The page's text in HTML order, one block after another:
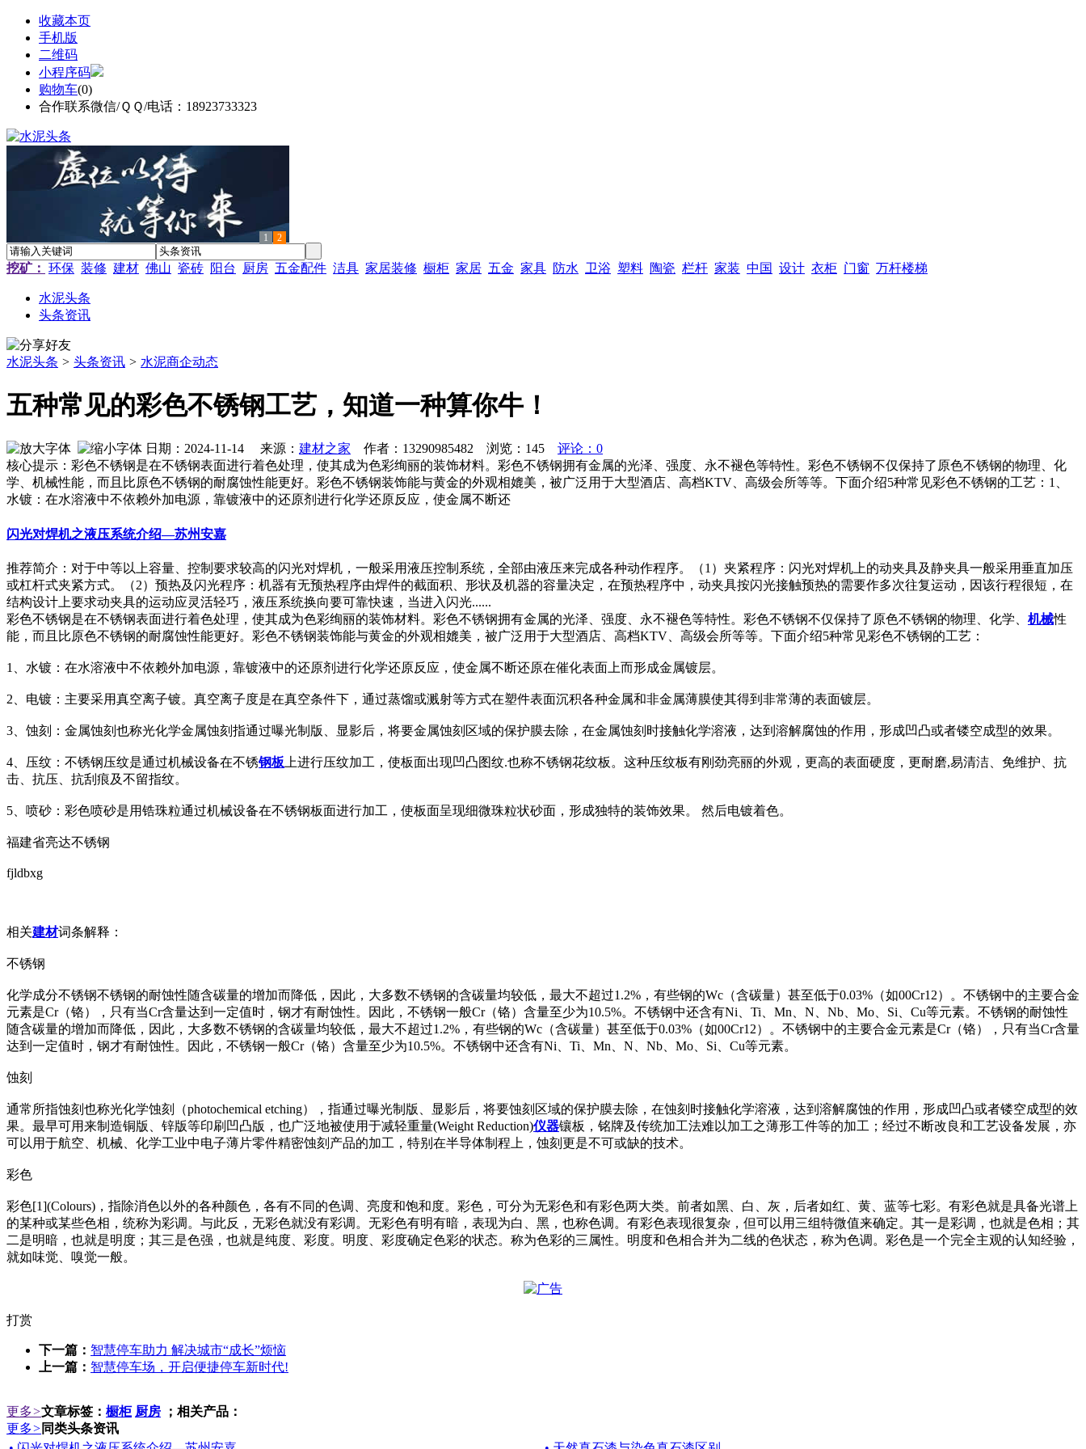
收藏本页
手机版
二维码
小程序码
购物车(0)
合作联系微信/ＱＱ/电话：18923733323
1 2
挖矿： 环保 装修 建材 佛山 瓷砖 阳台 厨房 五金配件 洁具 家居装修 橱柜 家居 五金 家具 防水 卫浴 塑料 陶瓷 栏杆 家装 中国 设计 衣柜 门窗 万杆楼梯
水泥头条
头条资讯
水泥头条 > 头条资讯 > 水泥商企动态
五种常见的彩色不锈钢工艺，知道一种算你牛！
日期：2024-11-14 来源： 建材之家 作者：13290985482 浏览： 145
评论：0
核心提示：彩色不锈钢是在不锈钢表面进行着色处理，使其成为色彩绚丽的装饰材料。彩色不锈钢拥有金属的光泽、强度、永不褪色等特性。彩色不锈钢不仅保持了原色不锈钢的物理、化
学、机械性能，而且比原色不锈钢的耐腐蚀性能更好。彩色不锈钢装饰能与黄金的外观相媲美，被广泛用于大型酒店、高档KTV、高级会所等等。下面介绍5种常见彩色不锈钢的工艺：1、
水镀：在水溶液中不依赖外加电源，靠镀液中的还原剂进行化学还原反应，使金属不断还
闪光对焊机之液压系统介绍—苏州安嘉
推荐简介：对于中等以上容量、控制要求较高的闪光对焊机，一般采用液压控制系统，全部由液压来完成各种动作程序。（1）夹紧程序：闪光对焊机上的动夹具及静夹具一般采用垂直加压
或杠杆式夹紧方式。（2）预热及闪光程序：机器有无预热程序由焊件的截面积、形状及机器的容量决定，在预热程序中，动夹具按闪光接触预热的需要作多次往复运动，因该行程很短，在
结构设计上要求动夹具的运动应灵活轻巧，液压系统换向要可靠快速，当进入闪光......
彩色不锈钢是在不锈钢表面进行着色处理，使其成为色彩绚丽的装饰材料。彩色不锈钢拥有金属的光泽、强度、永不褪色等特性。彩色不锈钢不仅保持了原色不锈钢的物理、化学、 机械性
能，而且比原色不锈钢的耐腐蚀性能更好。彩色不锈钢装饰能与黄金的外观相媲美，被广泛用于大型酒店、高档KTV、高级会所等等。下面介绍5种常见彩色不锈钢的工艺：
1、水镀：在水溶液中不依赖外加电源，靠镀液中的还原剂进行化学还原反应，使金属不断还原在催化表面上而形成金属镀层。
2、电镀：主要采用真空离子镀。真空离子度是在真空条件下，通过蒸馏或溅射等方式在塑件表面沉积各种金属和非金属薄膜使其得到非常薄的表面镀层。
3、蚀刻：金属蚀刻也称光化学金属蚀刻指通过曝光制版、显影后，将要金属蚀刻区域的保护膜去除，在金属蚀刻时接触化学溶液，达到溶解腐蚀的作用，形成凹凸或者镂空成型的效果。
4、压纹：不锈钢压纹是通过机械设备在不锈钢板 上进行压纹加工，使板面出现凹凸图纹.也称不锈钢花纹板。这种压纹板有刚劲亮丽的外观，更高的表面硬度，更耐磨,易清洁、免维护、抗
击、抗压、抗刮痕及不留指纹。
5、喷砂：彩色喷砂是用锆珠粒通过机械设备在不锈钢板面进行加工，使板面呈现细微珠粒状砂面，形成独特的装饰效果。 然后电镀着色。
福建省亮达不锈钢
fjldbxg
相关建材词条解释：
不锈钢
化学成分不锈钢不锈钢的耐蚀性随含碳量的增加而降低，因此，大多数不锈钢的含碳量均较低，最大不超过1.2%，有些钢的Wc（含碳量）甚至低于0.03%（如00Cr12）。不锈钢中的主要合金
元素是Cr（铬），只有当Cr含量达到一定值时，钢才有耐蚀性。因此，不锈钢一般Cr（铬）含量至少为10.5%。不锈钢中还含有Ni、Ti、Mn、N、Nb、Mo、Si、Cu等元素。不锈钢的耐蚀性
随含碳量的增加而降低，因此，大多数不锈钢的含碳量均较低，最大不超过1.2%，有些钢的Wc（含碳量）甚至低于0.03%（如00Cr12）。不锈钢中的主要合金元素是Cr（铬），只有当Cr含量
达到一定值时，钢才有耐蚀性。因此，不锈钢一般Cr（铬）含量至少为10.5%。不锈钢中还含有Ni、Ti、Mn、N、Nb、Mo、Si、Cu等元素。
蚀刻
通常所指蚀刻也称光化学蚀刻（photochemical etching），指通过曝光制版、显影后，将要蚀刻区域的保护膜去除，在蚀刻时接触化学溶液，达到溶解腐蚀的作用，形成凹凸或者镂空成型的效
果。最早可用来制造铜版、锌版等印刷凹凸版，也广泛地被使用于减轻重量(Weight Reduction)仪器镶板，铭牌及传统加工法难以加工之薄形工件等的加工；经过不断改良和工艺设备发展，亦
可以用于航空、机械、化学工业中电子薄片零件精密蚀刻产品的加工，特别在半导体制程上，蚀刻更是不可或缺的技术。
彩色
彩色[1](Colours)，指除消色以外的各种颜色，各有不同的色调、亮度和饱和度。彩色，可分为无彩色和有彩色两大类。前者如黑、白、灰，后者如红、黄、蓝等七彩。有彩色就是具备光谱上
的某种或某些色相，统称为彩调。与此反，无彩色就没有彩调。无彩色有明有暗，表现为白、黑，也称色调。有彩色表现很复杂，但可以用三组特微值来确定。其一是彩调，也就是色相；其
二是明暗，也就是明度；其三是色强，也就是纯度、彩度。明度、彩度确定色彩的状态。称为色彩的三属性。明度和色相合并为二线的色状态，称为色调。彩色是一个完全主观的认知经验，
就如味觉、嗅觉一般。
打赏
下一篇： 智慧停车助力 解决城市“成长”烦恼
上一篇： 智慧停车场，开启便捷停车新时代!
更多>文章标签： 橱柜 厨房 ；相关产品：
更多> 同类头条资讯